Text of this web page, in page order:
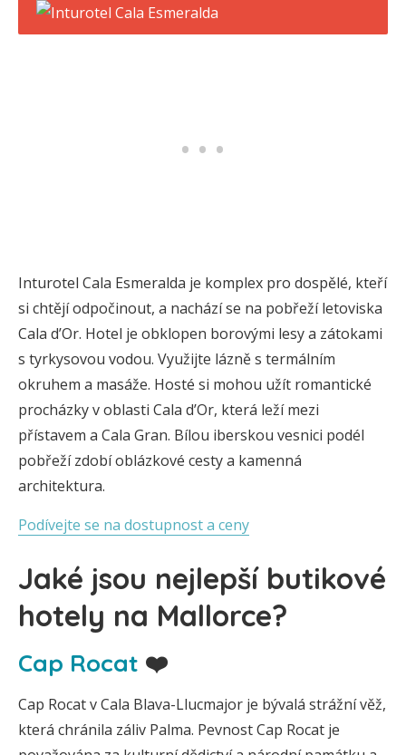
Inturotel Cala Esmeralda je komplex pro dospělé, kteří
si chtějí odpočinout, a nachází se na pobřeží letoviska
Cala d’Or. Hotel je obklopen borovými lesy a zátokami
s tyrkysovou vodou. Využijte lázně s termálním
okruhem a masáže. Hosté si mohou užít romantické
procházky v oblasti Cala d’Or, která leží mezi
přístavem a Cala Gran. Bílou iberskou vesnici podél
pobřeží zdobí oblázkové cesty a kamenná
architektura.
Podívejte se na dostupnost a ceny
Jaké jsou nejlepší butikové
hotely na Mallorce?
Cap Rocat ❤️
Cap Rocat v Cala Blava-Llucmajor je bývalá strážní věž,
která chránila záliv Palma. Pevnost Cap Rocat je